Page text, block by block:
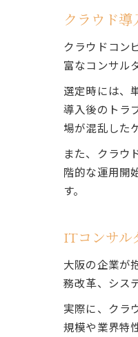
クラウド
クラウドコン
富なコンサル
選定時には、
導入後のトラ
場が混乱した
また、クラウ
階的な運用開
す。
ITコンサル
大阪の企業が
務改革、シス
実際に、クラ
規模や業界特